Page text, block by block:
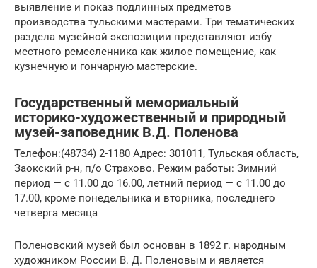
выявление и показ подлинных предметов
производства тульскими мастерами. Три тематических
раздела музейной экспозиции представляют избу
местного ремесленника как жилое помещение, как
кузнечную и гончарную мастерские.
Государственный мемориальный
историко-художественный и природный
музей-заповедник В.Д. Поленова
Телефон:(48734) 2-1180 Адрес: 301011, Тульская область,
Заокский р-н, п/о Страхово. Режим работы: Зимний
период — с 11.00 до 16.00, летний период — с 11.00 до
17.00, кроме понедельника и вторника, последнего
четверга месяца
Поленовский музей был основан в 1892 г. народным
художником России В. Д. Поленовым и является